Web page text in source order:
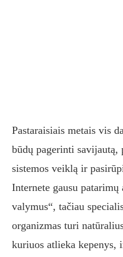
Pastaraisiais metais vis
būdų pagerinti
sistemos veiklą ir
Internete gausu
valymus“, tačiau
organizmas turi
kuriuos atlieka kepenys,